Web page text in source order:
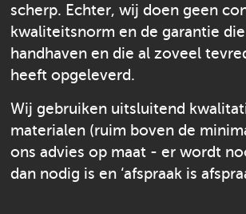
scherp. Echter, wij doen geen
kwaliteitsnorm en de garantie
handhaven en die al zoveel
heeft opgeleverd.
Wij gebruiken uitsluitend
materialen (ruim boven de
ons advies op maat - er wordt
dan nodig is en ‘afspraak is